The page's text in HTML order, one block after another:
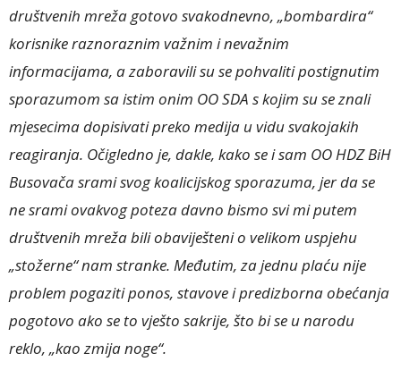
društvenih mreža gotovo svakodnevno, „bombardira“
korisnike raznoraznim važnim i nevažnim
informacijama, a zaboravili su se pohvaliti postignutim
sporazumom sa istim onim OO SDA s kojim su se znali
mjesecima dopisivati preko medija u vidu svakojakih
reagiranja. Očigledno je, dakle, kako se i sam OO HDZ BiH
Busovača srami svog koalicijskog sporazuma, jer da se
ne srami ovakvog poteza davno bismo svi mi putem
društvenih mreža bili obaviješteni o velikom uspjehu
„stožerne“ nam stranke. Međutim, za jednu plaću nije
problem pogaziti ponos, stavove i predizborna obećanja
pogotovo ako se to vješto sakrije, što bi se u narodu
reklo, „kao zmija noge“.